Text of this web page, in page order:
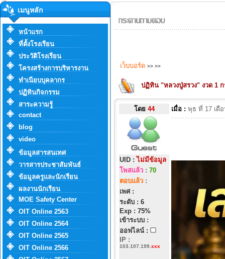
เมนูหลัก
หน้าแรก
ที่ตั้งโรงเรียน
ประวัติโรงเรียน
โครงสร้างการบริหารงาน
ทำเนียบบุคลากร
ปฏิทินกิจกรรม
สาระความรู้
contact
blog
video
ข้อมูลสารสนเทศ
วารสารประชาสัมพันธ์
ข้อมูลครูและนักเรียน
ผลงานนักเรียน
MOE Safety Center
OIT Online 2563
OIT Online 2564
OIT Online 2565
OIT Online 2566
เว็บบอร์ด >> >>
ปฏิทิน "หลวงปู่สรวง" งวด 1
โดย 44
UID :ไม่มีข้อมูล
โพสแล้ว : 70
ตอบแล้ว :
เพศ :
ระดับ : 6
Exp : 75%
เข้าระบบ :
ออฟไลน์ :
IP :
103.107.199. xxx
เมื่อ : พุธ ที่ 17 เดื